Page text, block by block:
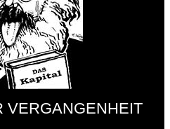
VERGANGENHEIT